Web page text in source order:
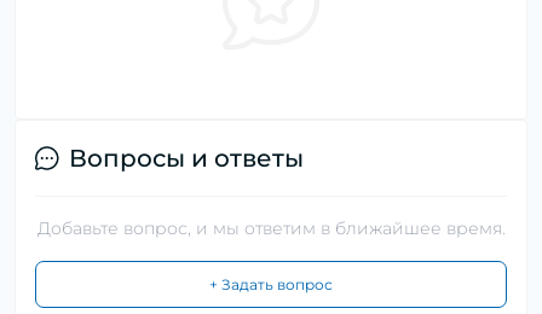
Вопросы и ответы
Добавьте вопрос, и мы ответим в ближайшее время.
+ Задать вопрос